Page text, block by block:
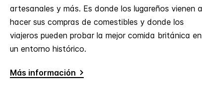
artesanales y más. Es donde los lugareños vienen a
hacer sus compras de comestibles y donde los
viajeros pueden probar la mejor comida británica en
un entorno histórico.
Más información